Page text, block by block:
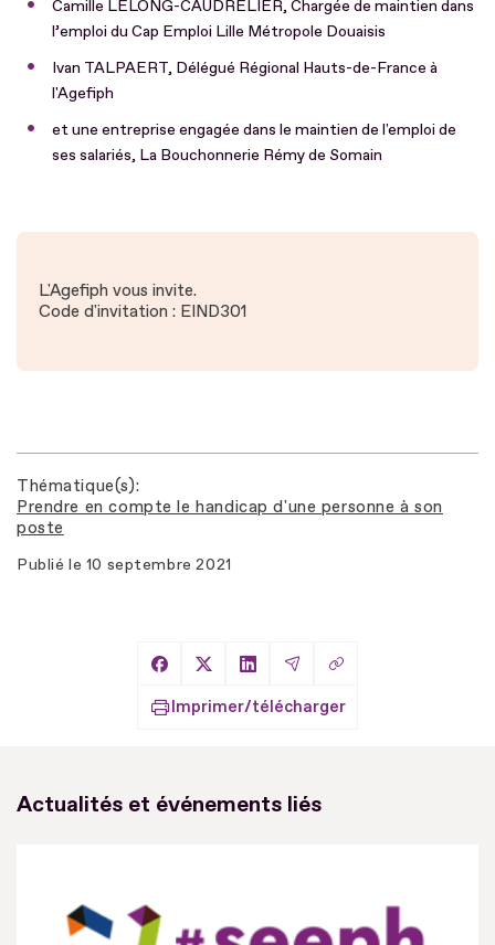
Camille LELONG-CAUDRELIER, Chargée de maintien dans
l’emploi du Cap Emploi Lille Métropole Douaisis
Ivan TALPAERT, Délégué Régional Hauts-de-France à
l'Agefiph
et une entreprise engagée dans le maintien de l'emploi de
ses salariés, La Bouchonnerie Rémy de Somain
L'Agefiph vous invite.
Code d'invitation : EIND301
Thématique(s)
Prendre en compte le handicap d'une personne à son
poste
Publié le 10 septembre 2021
Partager sur Facebook
Partager sur X
Partager sur LinkedIn
Partager par Email
Copier le lien
Imprimer/télécharger
Actualités et événements liés